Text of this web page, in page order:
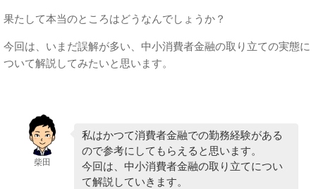
果たして本当のところはどうなんでしょうか？
今回は、いまだ誤解が多い、中小消費者金融の取り立ての実態に
ついて解説してみたいと思います。
柴田
私はかつて消費者金融での勤務経験がある
ので参考にしてもらえると思います。
今回は、中小消費者金融の取り立てについ
て解説していきます。